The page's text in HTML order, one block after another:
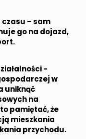
– sam
go na dojazd,
-
w
uniknąć
na
pamiętać, że
mieszkania
przychodu.